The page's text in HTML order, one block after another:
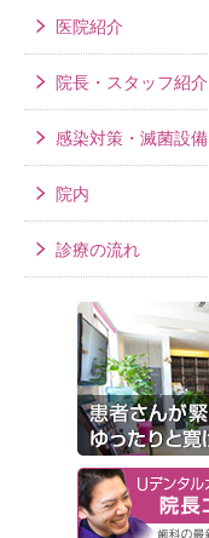
医院紹介
院長・スタッフ紹介
感染対策・滅菌設備
院内
診療の流れ